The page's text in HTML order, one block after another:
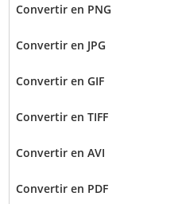
Convertir en PNG
Convertir en JPG
Convertir en GIF
Convertir en TIFF
Convertir en AVI
Convertir en PDF